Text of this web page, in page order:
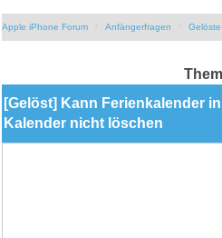
Apple iPhone Forum Anfängerfragen
[Gelöst] Kann Ferienkalender in
Kalender nicht löschen